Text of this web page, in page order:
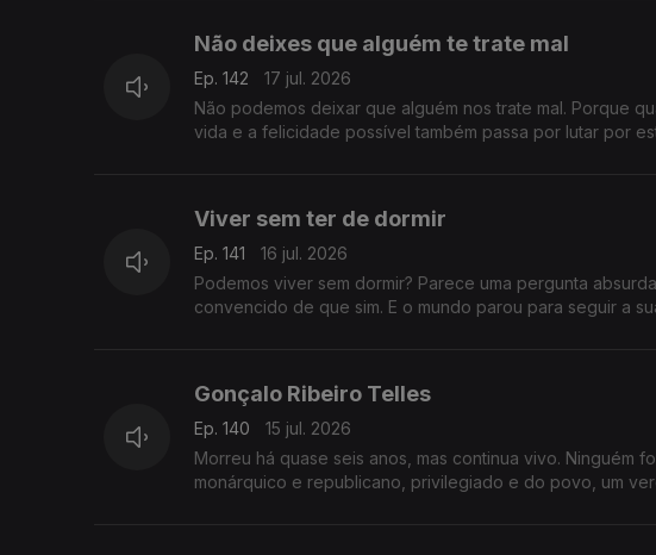
Não deixes que alguém te trate mal
Ep. 142
17 jul. 2026
Não podemos deixar que alguém nos trate mal. Porque
vida e a felicidade possível também passa por lutar por
Viver sem ter de dormir
Ep. 141
16 jul. 2026
Podemos viver sem dormir? Parece uma pergunta
convencido de que sim. E o mundo parou para seguir a
Gonçalo Ribeiro Telles
Ep. 140
15 jul. 2026
Morreu há quase seis anos, mas continua vivo. Ninguém
monárquico e republicano, privilegiado e do povo, um